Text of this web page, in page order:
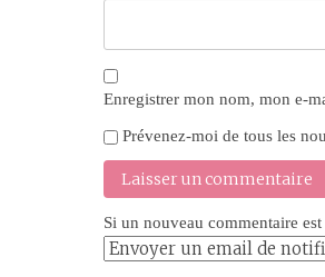
Enregistrer mon nom, mon e-
Prévenez-moi de tous les
Si un nouveau commentaire